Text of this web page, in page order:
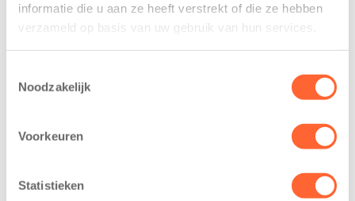
informatie die u aan ze heeft verstrekt of die ze hebben
verzameld op basis van uw gebruik van hun services.
Noodzakelijk
Voorkeuren
Statistieken
loopfeest van Noord-Nederland staan dit jaar
extra in de spotlight. Kids First Kinderopvang is
namelijk de nieuwe naamsponsor van…
Activiteit